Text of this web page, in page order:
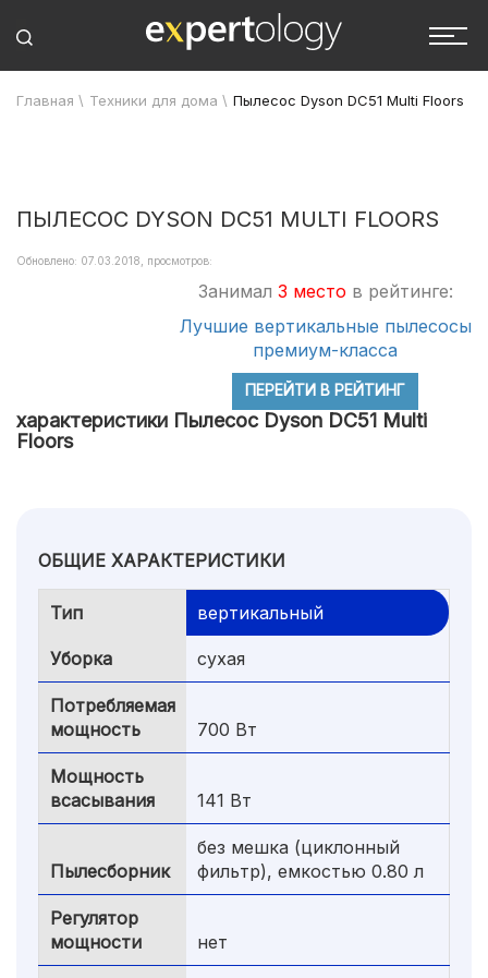
Главная \ Техники для дома \ Пылесос Dyson DC51 Multi Floors
ПЫЛЕСОС DYSON DC51 MULTI FLOORS
Обновлено: 07.03.2018, просмотров:
Занимал 3 место в рейтинге:
Лучшие вертикальные пылесосы
премиум-класса
ПЕРЕЙТИ В РЕЙТИНГ
характеристики Пылесос Dyson DC51 Multi
Floors
ОБЩИЕ ХАРАКТЕРИСТИКИ
Тип вертикальный
Уборка сухая
Потребляемая
мощность
700 Вт
Мощность
всасывания
141 Вт
Пылесборник
без мешка (циклонный
фильтр), емкостью 0.80 л
Регулятор
мощности
нет